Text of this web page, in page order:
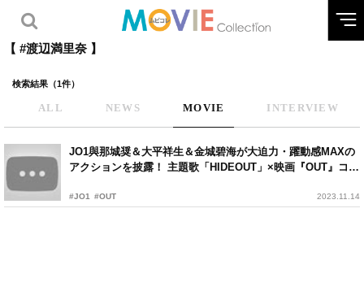
【 #渡辺満里奈 】
検索結果（1件）
ALL NEWS MOVIE INTERVIEW
JO1與那城奨＆⼤平祥⽣＆⾦城碧海が大迫力・躍動感MAXの
アクションを披露！ 主題歌「HIDEOUT」×映画『OUT』コラ
#JO1 #OUT 2023.11.14